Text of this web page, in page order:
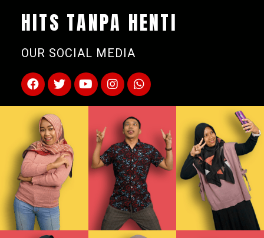
HITS TANPA HENTI
OUR SOCIAL MEDIA